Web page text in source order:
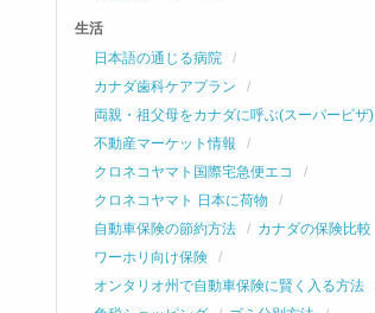
生活
日本語の通じる病院
カナダ歯科ケアプラン
両親・祖父母をカナダに呼ぶ(スーパービザ)
不動産マーケット情報
クロネコヤマト国際宅急便エコ
クロネコヤマト 日本に荷物
自動車保険の節約方法
カナダの保険比較
ワーホリ向け保険
オンタリオ州で自動車保険に賢く入る方法